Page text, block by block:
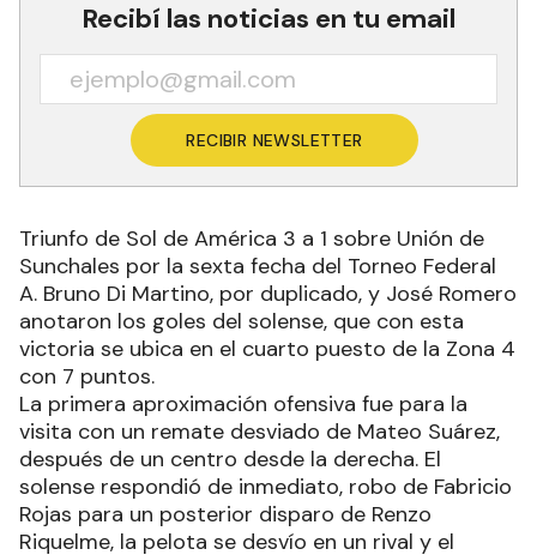
Recibí las noticias en tu email
RECIBIR NEWSLETTER
Triunfo de Sol de América 3 a 1 sobre Unión de
Sunchales por la sexta fecha del Torneo Federal
A. Bruno Di Martino, por duplicado, y José Romero
anotaron los goles del solense, que con esta
victoria se ubica en el cuarto puesto de la Zona 4
con 7 puntos.
La primera aproximación ofensiva fue para la
visita con un remate desviado de Mateo Suárez,
después de un centro desde la derecha. El
solense respondió de inmediato, robo de Fabricio
Rojas para un posterior disparo de Renzo
Riquelme, la pelota se desvío en un rival y el